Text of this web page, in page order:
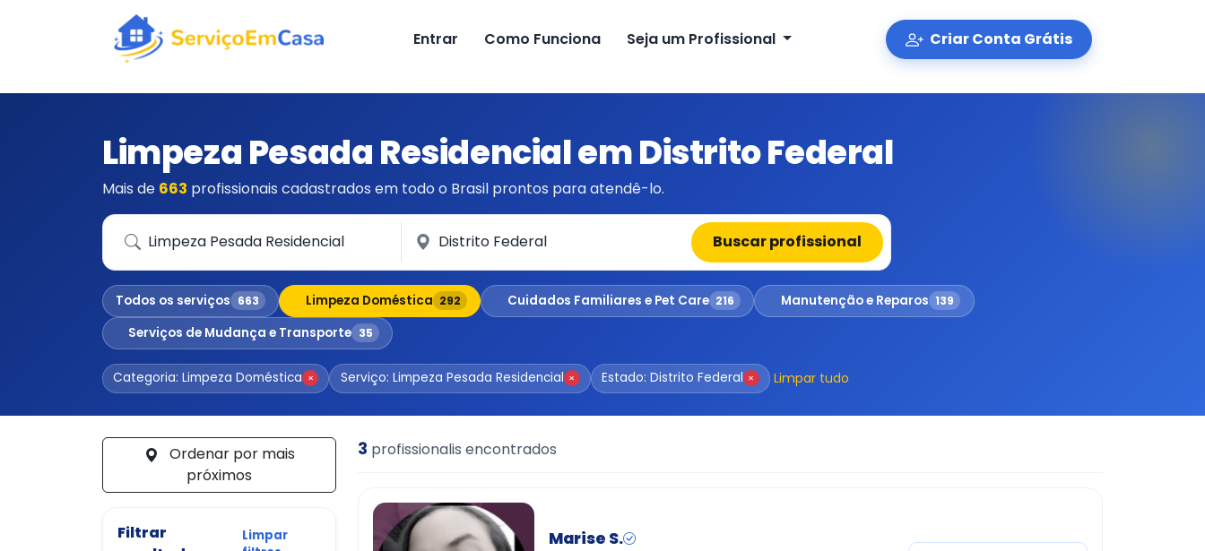
Entrar Como Funciona Seja um Profissional Criar Conta Grátis
Limpeza Pesada Residencial em Distrito Federal
Mais de 663 profissionais cadastrados em todo o Brasil prontos para atendê-lo.
Que serviço você precisa? Em qual cidade? Buscar profissional
Todos os serviços 663 Limpeza Doméstica 292 Cuidados Familiares e Pet Care 216 Manutenção e Reparos 139
Serviços de Mudança e Transporte 35
Categoria: Limpeza Doméstica × Serviço: Limpeza Pesada Residencial × Estado: Distrito Federal × Limpar tudo
próximos
Filtrar
Limpar
3 profissionalis encontrados
Marise S.